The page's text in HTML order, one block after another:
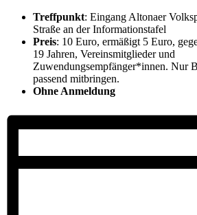
Treffpunkt: Eingang Altonaer
Straße an der Informationstafel
Preis: 10 Euro, ermäßigt 5 Euro,
19 Jahren, Vereinsmitglieder und
Zuwendungsempfänger*innen. Nur
passend mitbringen.
Ohne Anmeldung